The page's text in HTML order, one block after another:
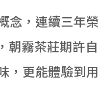
念，連續三年
朝霧茶莊期許
，更能體驗到